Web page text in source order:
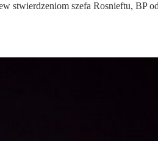
stwierdzeniom szefa Rosnieftu, BP